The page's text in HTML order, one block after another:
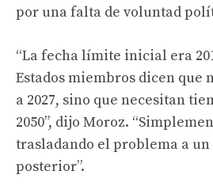
por una falta de voluntad
“La fecha límite inicial era
Estados miembros dicen
a 2027, sino que necesitan
2050”, dijo Moroz.
trasladando el problema a
posterior”.